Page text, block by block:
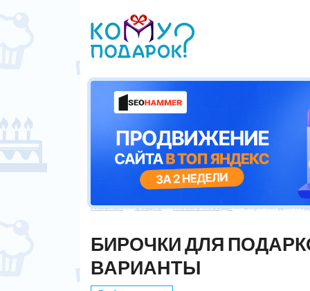
Главная  Общие  Любые поводы  Бирочки для
БИРОЧКИ ДЛЯ
ВАРИАНТЫ